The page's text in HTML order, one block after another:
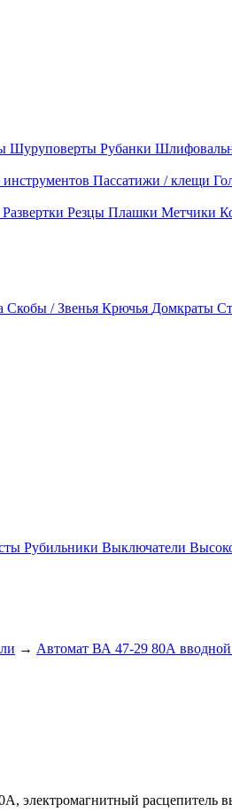
Шуруповерты Рубанки
Пассатижи / клещи
Развертки Резцы Плашки Метчики
Скобы / Звенья Крючья Домкраты
Рубильники Выключатели
→ Автомат ВА 47-29 80А вводной
расцепитель